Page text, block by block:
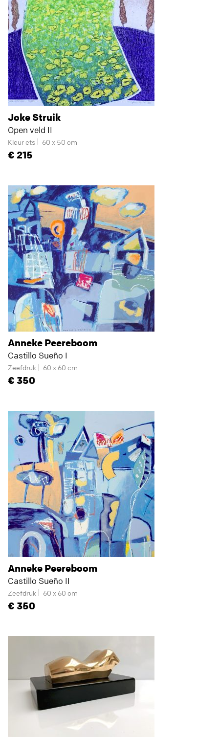
Joke Struik
Open veld II
Kleur ets 60 x 50 cm
215
Anneke Peereboom
Castillo Sueño I
Zeefdruk 60 x 60 cm
350
Anneke Peereboom
Castillo Sueño II
Zeefdruk 60 x 60 cm
350